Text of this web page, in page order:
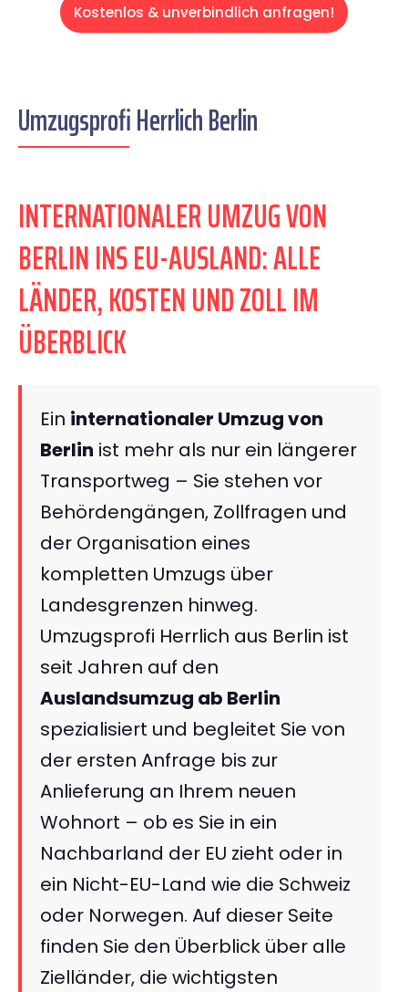
Kostenlos & unverbindlich anfragen!
Umzugsprofi Herrlich Berlin
INTERNATIONALER UMZUG VON
BERLIN INS EU-AUSLAND: ALLE
LÄNDER, KOSTEN UND ZOLL IM
ÜBERBLICK
Ein internationaler Umzug von
Berlin ist mehr als nur ein längerer
Transportweg – Sie stehen vor
Behördengängen, Zollfragen und
der Organisation eines
kompletten Umzugs über
Landesgrenzen hinweg.
Umzugsprofi Herrlich aus Berlin ist
seit Jahren auf den
Auslandsumzug ab Berlin
spezialisiert und begleitet Sie von
der ersten Anfrage bis zur
Anlieferung an Ihrem neuen
Wohnort – ob es Sie in ein
Nachbarland der EU zieht oder in
ein Nicht-EU-Land wie die Schweiz
oder Norwegen. Auf dieser Seite
finden Sie den Überblick über alle
Zielländer, die wichtigsten